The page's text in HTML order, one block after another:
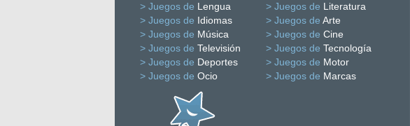
> Juegos de Lengua > Juegos de Literatura
> Juegos de Idiomas > Juegos de Arte
> Juegos de Música > Juegos de Cine
> Juegos de Televisión > Juegos de Tecnología
> Juegos de Deportes > Juegos de Motor
> Juegos de Ocio > Juegos de Marcas